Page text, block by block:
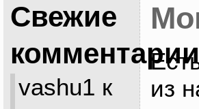
Свежие
комментарии
vashu1 к
из